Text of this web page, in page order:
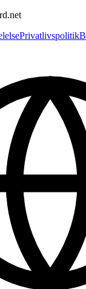
Privatlivspolitik